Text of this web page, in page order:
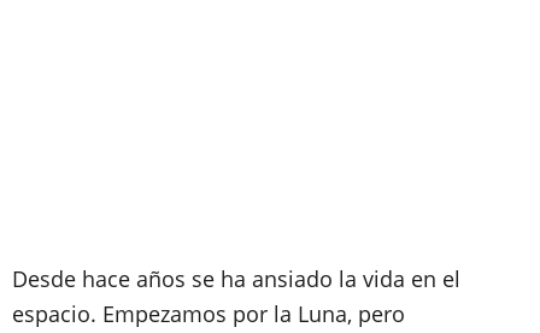
Desde hace años se ha ansiado la vida en el
espacio. Empezamos por la Luna, pero